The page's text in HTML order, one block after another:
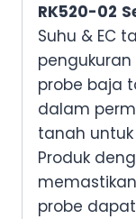
RK520-02
Suhu & EC
pengukuran
probe baja
dalam
tanah
Produk
probe